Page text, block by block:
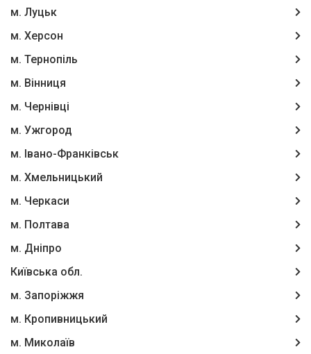
м. Луцьк
м. Херсон
м. Тернопіль
м. Вінниця
м. Чернівці
м. Ужгород
м. Івано-Франківськ
м. Хмельницький
м. Черкаси
м. Полтава
м. Дніпро
Київська обл.
м. Запоріжжя
м. Кропивницький
м. Миколаїв